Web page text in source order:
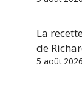
La
de
5 août 2026